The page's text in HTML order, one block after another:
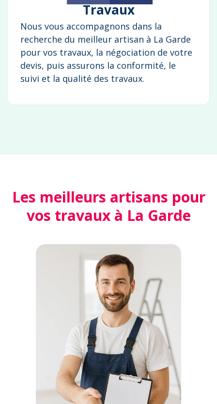
Travaux
Nous vous accompagnons dans la
recherche du meilleur artisan à La Garde
pour vos travaux, la négociation de votre
devis, puis assurons la conformité, le
suivi et la qualité des travaux.
Les meilleurs artisans pour
vos travaux à La Garde